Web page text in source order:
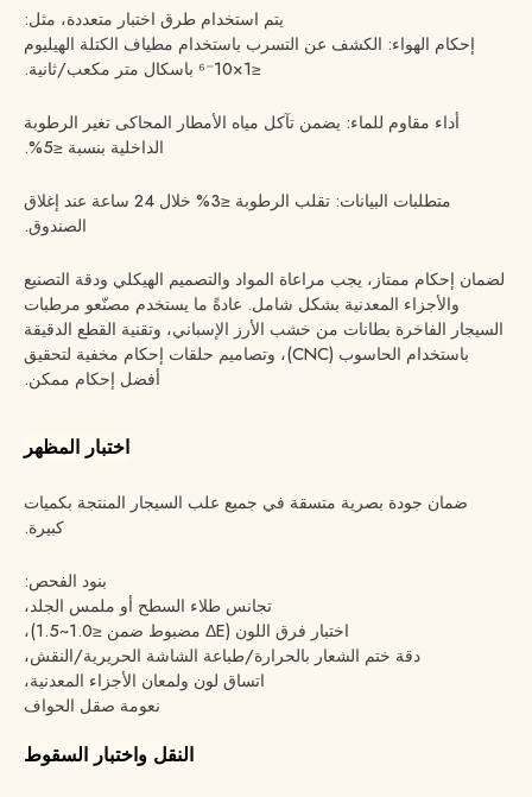
يتم استخدام طرق اختبار متعددة، مثل:
إحكام الهواء: الكشف عن التسرب باستخدام مطياف الكتلة الهيليوم
≤1×10⁻⁶ باسكال متر مكعب/ثانية.
أداء مقاوم للماء: يضمن تآكل مياه الأمطار المحاكى تغير الرطوبة
الداخلية بنسبة ≤5%.
متطلبات البيانات: تقلب الرطوبة ≤3% خلال 24 ساعة عند إغلاق
الصندوق.
لضمان إحكام ممتاز، يجب مراعاة المواد والتصميم الهيكلي ودقة التصنيع
والأجزاء المعدنية بشكل شامل. عادةً ما يستخدم مصنّعو مرطبات
السيجار الفاخرة بطانات من خشب الأرز الإسباني، وتقنية القطع الدقيقة
باستخدام الحاسوب (CNC)، وتصاميم حلقات إحكام مخفية لتحقيق
أفضل إحكام ممكن.
اختبار المظهر
ضمان جودة بصرية متسقة في جميع علب السيجار المنتجة بكميات
كبيرة.
بنود الفحص:
تجانس طلاء السطح أو ملمس الجلد،
اختبار فرق اللون (ΔE مضبوط ضمن ≤1.0~1.5)،
دقة ختم الشعار بالحرارة/طباعة الشاشة الحريرية/النقش،
اتساق لون ولمعان الأجزاء المعدنية،
نعومة صقل الحواف
النقل واختبار السقوط